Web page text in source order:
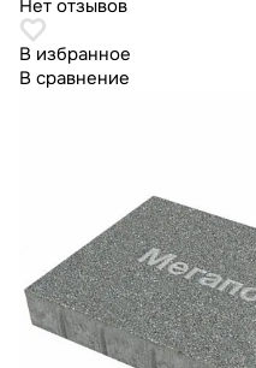
Нет отзывов
В избранное
В сравнение